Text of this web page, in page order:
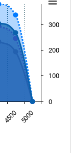
4500 5000
0
100
200
300